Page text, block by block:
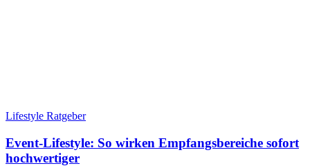
Lifestyle Ratgeber
Event-Lifestyle: So wirken Empfangsbereiche sofort
hochwertiger